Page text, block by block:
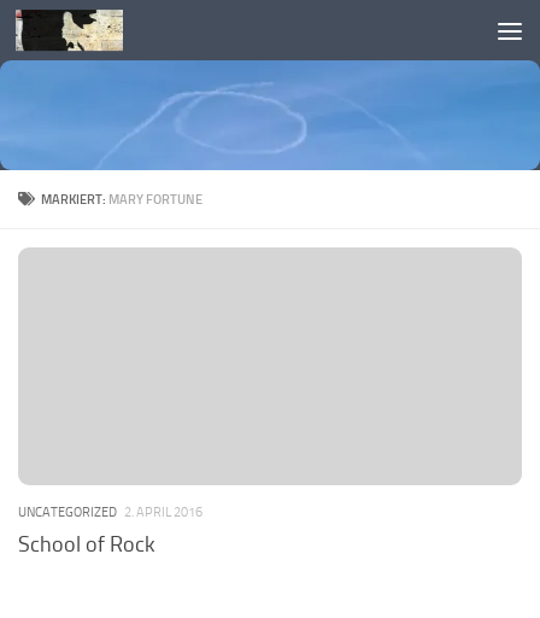
Skip to content
MARKIERT: MARY FORTUNE
UNCATEGORIZED 2. APRIL 2016
School of Rock